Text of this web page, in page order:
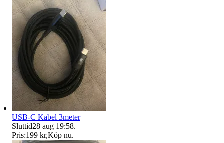
USB-C Kabel 3meter
Sluttid28 aug 19:58.
Pris:199 kr,Köp nu.